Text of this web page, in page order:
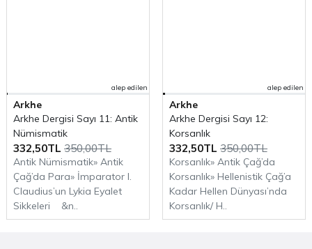
kullanır, ilk bakışta birbirine karşıt gibi görünen, ama
aslında hep birbirine bağımlı olan ve birbirini
tamamlayan Doğu ve Batı dünyaları arasındaki
bağların önemini vurgular. Değerli tarihçi Stefanos
Yerasimos’un yazdığı giriş ve notlarla...
Arkeolojiye dair daha fazla içerik için
Arkhe Arkeoloji Dergisive Arkhe Kitapbölümlerini
alep edilen
Arkhe
Arkhe Dergisi Sayı 11: Antik
Nümismatik
332,50TL 350,00TL
Antik Nümismatik» Antik
Çağ’da Para» İmparator I.
Claudius’un Lykia Eyalet
Sikkeleri &n..
alep edilen
Arkhe
Arkhe Dergisi Sayı 12:
Korsanlık
332,50TL 350,00TL
Korsanlık» Antik Çağ’da
Korsanlık» Hellenistik Çağ’a
Kadar Hellen Dünyası’nda
Korsanlık/ H..